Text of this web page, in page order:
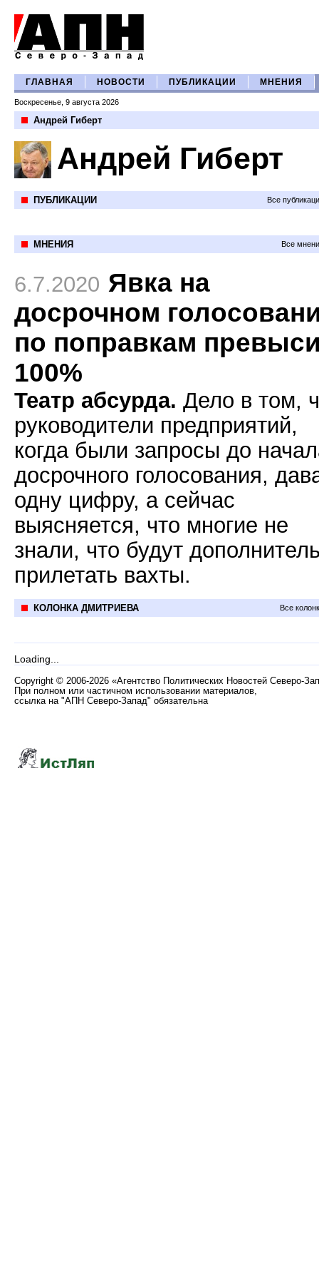
ГЛАВНАЯ НОВОСТИ ПУБЛИКАЦИИ МНЕНИЯ
Воскресенье, 9 августа 2026
Андрей Гиберт
Андрей Гиберт
ПУБЛИКАЦИИ Все
МНЕНИЯ Все
6.7.2020 Явка на
досрочном
по поправкам
100%
Театр абсурда. Дело в том,
руководители предприятий,
когда были запросы до
досрочного голосования,
одну цифру, а сейчас
выясняется, что многие не
знали, что будут
прилетать вахты.
КОЛОНКА ДМИТРИЕВА Все
Loading...
Copyright © 2006-2026 «Агентство Политических Новостей Северо-
При полном или частичном использовании материалов,
ссылка на "АПН Северо-Запад" обязательна